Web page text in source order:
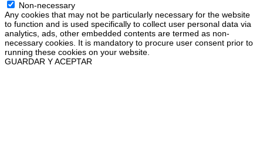
Non-necessary
Any cookies that may not be particularly necessary for the website
to function and is used specifically to collect user personal data via
analytics, ads, other embedded contents are termed as non-
necessary cookies. It is mandatory to procure user consent prior to
running these cookies on your website.
GUARDAR Y ACEPTAR